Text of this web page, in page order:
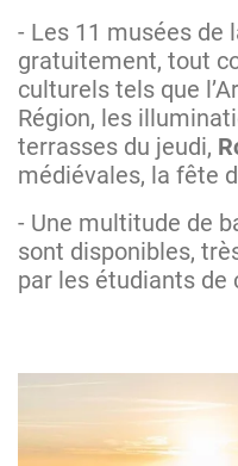
- Les 11 musées de
gratuitement, tout
culturels tels que
Région, les
terrasses du jeudi,
médiévales, la fête
- Une multitude de
sont disponibles,
par les étudiants de